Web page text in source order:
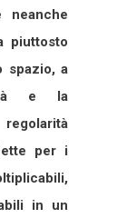
piuttosto
spazio, a
e la
per i
in un